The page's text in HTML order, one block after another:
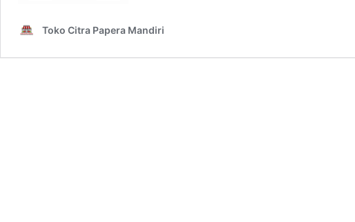
Toko Citra Papera Mandiri